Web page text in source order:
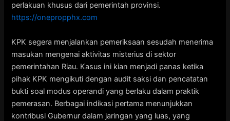
perlakuan khusus dari pemerintah provinsi.
https://onepropphx.com
KPK segera menjalankan pemeriksaan sesudah menerima
masukan mengenai aktivitas misterius di sektor
pemerintahan Riau. Kasus ini kian menjadi panas ketika
pihak KPK mengikuti dengan audit saksi dan pencatatan
bukti soal modus operandi yang berlaku dalam praktik
pemerasan. Berbagai indikasi pertama menunjukkan
kontribusi Gubernur dalam jaringan yang luas, yang